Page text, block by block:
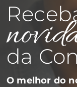
da
O melhor do